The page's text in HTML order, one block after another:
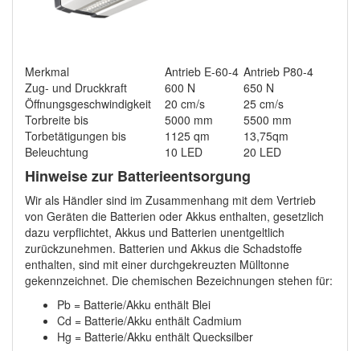
Merkmal Antrieb E-60-4 Antrieb P80-4
Zug- und Druckkraft
600 N
650 N
Öffnungsgeschwindigkeit
20 cm/s
25 cm/s
Torbreite bis
5000 mm
5500 mm
Torbetätigungen bis
1125 qm
13,75qm
Beleuchtung
10 LED 20 LED
Hinweise zur Batterieentsorgung
Wir als Händler sind im Zusammenhang mit dem Vertrieb
von Geräten die Batterien oder Akkus enthalten, gesetzlich
dazu verpflichtet, Akkus und Batterien unentgeltlich
zurückzunehmen. Batterien und Akkus die Schadstoffe
enthalten, sind mit einer durchgekreuzten Mülltonne
gekennzeichnet. Die chemischen Bezeichnungen stehen für:
Pb = Batterie/Akku enthält Blei
Cd = Batterie/Akku enthält Cadmium
Hg = Batterie/Akku enthält Quecksilber